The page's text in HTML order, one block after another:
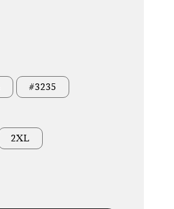
#3235
2XL